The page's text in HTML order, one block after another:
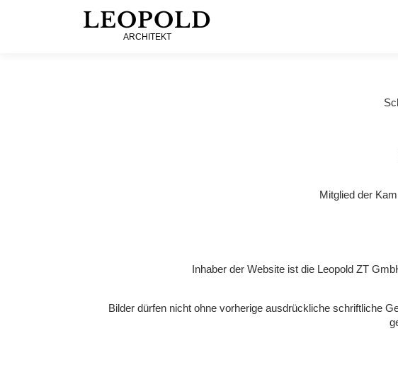
LEOPOLD
ARCHITEKT
Mitglied der
Inhaber der Website ist die Leopold ZT
Bilder dürfen nicht ohne vorherige ausdrückliche schriftliche